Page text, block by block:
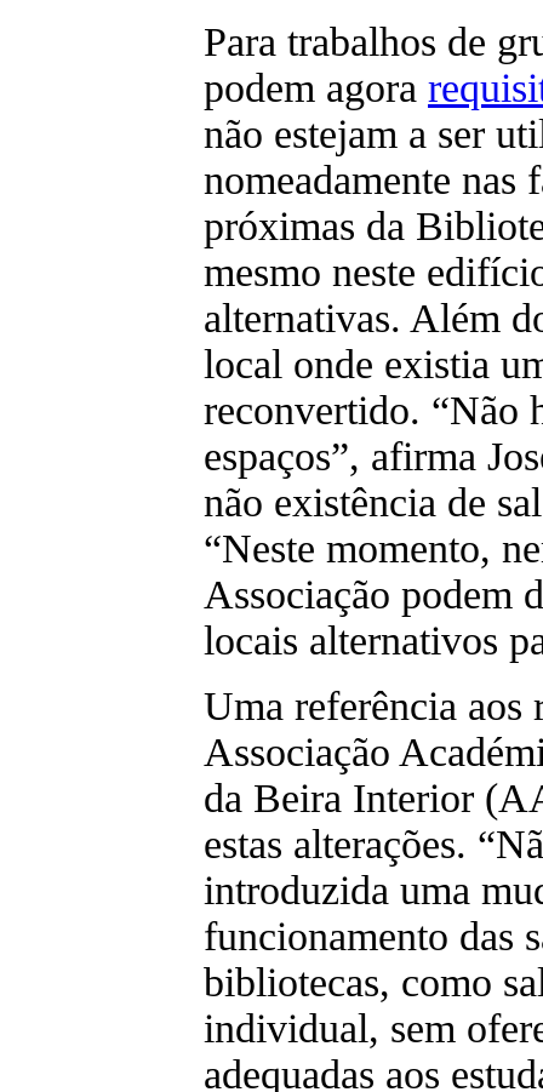
Para trabalhos de
podem agora
não estejam a ser
nomeadamente nas
próximas da
mesmo neste
alternativas. Além
local onde existia
reconvertido. “Não
espaços”, afirma
não existência de
“Neste momento,
Associação podem
locais alternativos
Uma referência aos
Associação
da Beira Interior
estas alterações.
introduzida uma
funcionamento das
bibliotecas, como
individual, sem
adequadas aos